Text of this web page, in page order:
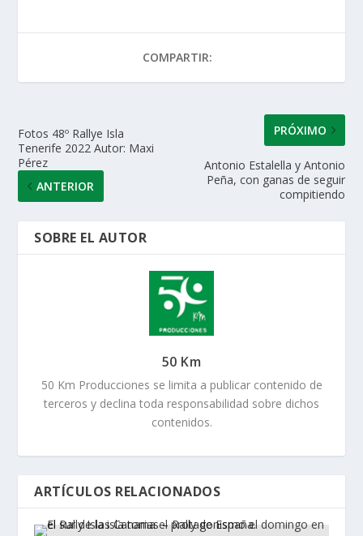
A
p
o
k
dI
n
ar
r
COMPARTIR:
Fotos 48º Rallye Isla
Tenerife 2022 Autor: Maxi
Pérez
ANTERIOR
PRÓXIMO
Antonio Estalella y Antonio
Peña, con ganas de seguir
compitiendo
SOBRE EL AUTOR
50 Km
50 Km Producciones se limita a publicar contenido de
terceros y declina toda responsabilidad sobre dichos
contenidos.
ARTÍCULOS RELACIONADOS